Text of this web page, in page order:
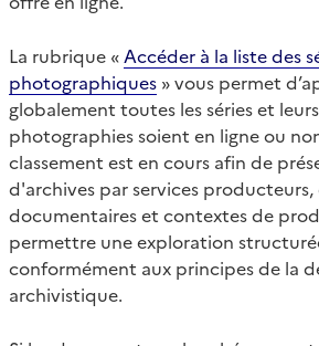
La rubrique « Accéder à la liste des
photographiques » vous permet
globalement toutes les séries et
photographies soient en ligne ou
classement est en cours afin de
d'archives par services producteurs,
documentaires et contextes de
permettre une exploration
conformément aux principes de la
archivistique.